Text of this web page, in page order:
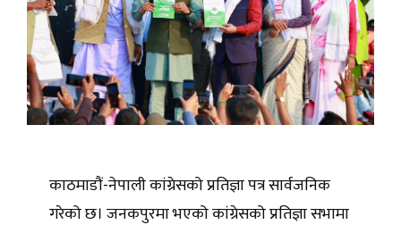
काठमाडौं-नेपाली कांग्रेसको प्रतिज्ञा पत्र सार्वजनिक
गरेको छ। जनकपुरमा भएको कांग्रेसको प्रतिज्ञा सभामा